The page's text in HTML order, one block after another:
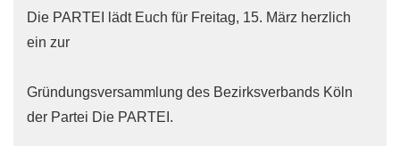
Die PARTEI lädt Euch für Freitag, 15. März herzlich
ein zur
Gründungsversammlung des Bezirksverbands Köln
der Partei Die PARTEI.